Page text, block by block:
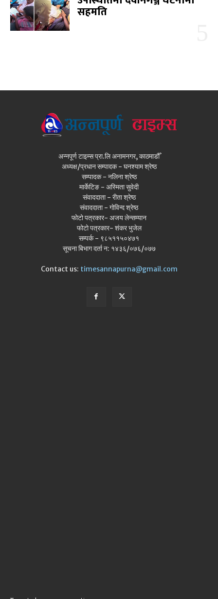
सहमति
अन्नपूर्ण टाइम्स प्रा.लि अनामनगर, काठमाडौँ
अध्यक्ष/प्रधान सम्पादक - घनश्याम श्रेष्ठ
सम्पादक - नलिना श्रेष्ठ
मार्केटिङ - अस्मिता सुवेदी
संवाददाता - रीता श्रेष्ठ
संवाददाता - गोविन्द श्रेष्ठ
फोटो पत्रकार- अजय लेन्सम्यान
फोटो पत्रकार- शंकर भुजेल
सम्पर्क - ९८५११५०४७१
सूचना बिभाग दर्ता न: १४३६/०७६/०७७
Contact us: timesannapurna@gmail.com